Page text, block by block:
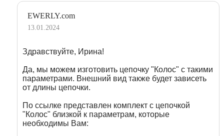
EWERLY.com
13.01.2024
Здравствуйте, Ирина!
Да, мы можем изготовить цепочку "Колос" с такими
параметрами. Внешний вид также будет зависеть
от длины цепочки.
По ссылке представлен комплект с цепочкой
"Колос" близкой к параметрам, которые
необходимы Вам: